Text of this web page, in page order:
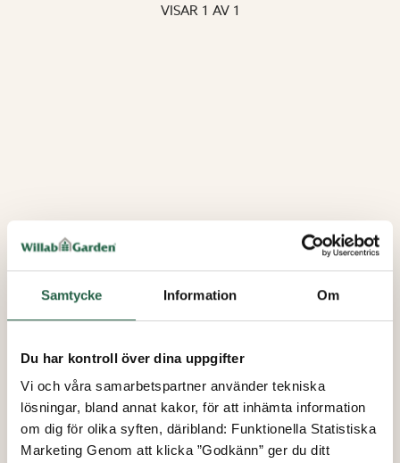
Samtycke Information Om
Du har kontroll över dina uppgifter
Vi och våra samarbetspartner använder tekniska
lösningar, bland annat kakor, för att inhämta information
om dig för olika syften, däribland: Funktionella Statistiska
Marketing Genom att klicka ”Godkänn” ger du ditt
VISAR 1 AV 1